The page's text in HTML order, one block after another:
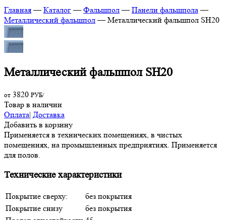
Главная — Каталог — Фальшпол — Панели фальшпола —
Металлический фальшпол — Металлический фальшпол SH20
Металлический фальшпол SH20
от 3820 РУБ/
Товар в наличии
Оплата| Доставка
Добавить в корзину
Применяется в технических помещениях, в чистых
помещениях, на промышленных предприятиях. Применяется
для полов.
Технические характеристики
Покрытие сверху:
без покрытия
Покрытие снизу
без покрытия